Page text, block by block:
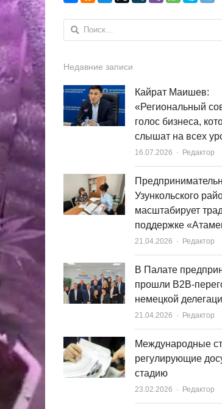
Найти:
Недавние записи
Кайрат Маишев:
«Региональный
голос бизнеса,
слышат на всех
16.07.2026 Author
Редактор
Узункольского
масштабирует
поддержке
21.04.2026 Author
Редактор
В Палате
прошли B2B-
немецкой
21.04.2026 Author
Редактор
Международные
регулирующие
стадию
23.02.2026 Author
Редактор